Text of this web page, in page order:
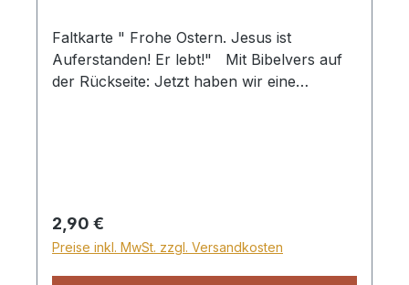
Faltkarte " Frohe Ostern. Jesus ist
Auferstanden! Er lebt!" Mit Bibelvers auf
der Rückseite: Jetzt haben wir eine
Regulärer Preis:
2,90 €
Preise inkl. MwSt. zzgl. Versandkosten